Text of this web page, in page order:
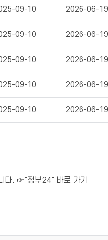
09-10 2026-06-19
09-10 2026-06-19
09-10 2026-06-19
09-10 2026-06-19
09-10 2026-06-19
다. ☞"정부24" 바로 가기